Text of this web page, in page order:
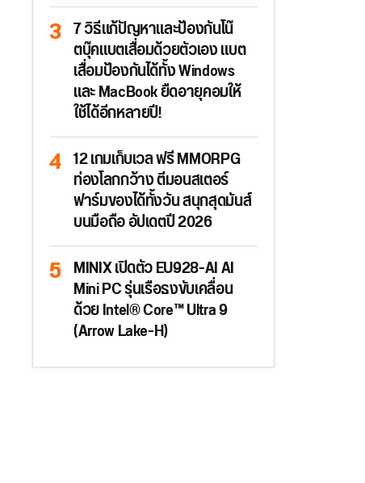
7 วิธีแก้ปัญหาและป้องกันโน๊
ตบุ๊คแบตเสื่อมด้วยตัวเอง แบต
เสื่อมป้องกันได้ทั้ง Windows
และ MacBook ยืดอายุคอมให้
ใช้ได้อีกหลายปี!
12 เกมเก็บเวล ฟรี MMORPG
ท่องโลกกว้าง ตีมอนสเตอร์
ฟาร์มของได้ทั้งวัน สนุกสุดมันส์
บนมือถือ อัปเดตปี 2026
MINIX เปิดตัว EU928-AI AI
Mini PC รุ่นเรือธงขับเคลื่อน
ด้วย Intel® Core™ Ultra 9
(Arrow Lake-H)